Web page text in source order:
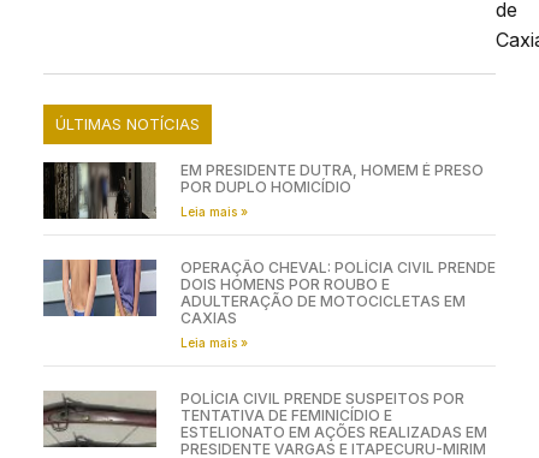
de
ÚLTIMAS NOTÍCIAS
EM PRESIDENTE DUTRA, HOMEM É PRESO
POR DUPLO HOMICÍDIO
Leia mais »
OPERAÇÃO CHEVAL: POLÍCIA CIVIL PRENDE
DOIS HOMENS POR ROUBO E
ADULTERAÇÃO DE MOTOCICLETAS EM
CAXIAS
Leia mais »
POLÍCIA CIVIL PRENDE SUSPEITOS POR
TENTATIVA DE FEMINICÍDIO E
ESTELIONATO EM AÇÕES REALIZADAS EM
PRESIDENTE VARGAS E ITAPECURU-MIRIM